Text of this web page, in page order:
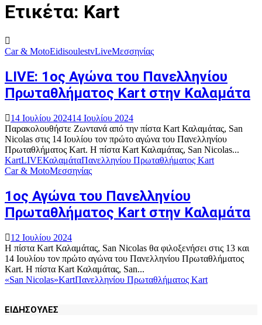
Ετικέτα: Kart
Car & MotoEidisoulestvLiveΜεσσηνίας
LIVE: 1ος Αγώνα του Πανελληνίου
Πρωταθλήματος Kart στην Καλαμάτα
14 Ιουλίου 202414 Ιουλίου 2024
Παρακολουθήστε Ζωντανά από την πίστα Kart Καλαμάτας, San
Nicolas στις 14 Ιουλίου τον πρώτο αγώνα του Πανελληνίου
Πρωταθλήματος Kart. Η πίστα Kart Καλαμάτας, San Nicolas...
KartLIVEΚαλαμάταΠανελληνίου Πρωταθλήματος Kart
Car & MotoΜεσσηνίας
1ος Αγώνα του Πανελληνίου
Πρωταθλήματος Kart στην Καλαμάτα
12 Ιουλίου 2024
Η πίστα Kart Καλαμάτας, San Nicolas θα φιλοξενήσει στις 13 και
14 Ιουλίου τον πρώτο αγώνα του Πανελληνίου Πρωταθλήματος
Kart. Η πίστα Kart Καλαμάτας, San...
«San Nicolas»KartΠανελληνίου Πρωταθλήματος Kart
ΕΙΔΗΣΟΥΛΕΣ